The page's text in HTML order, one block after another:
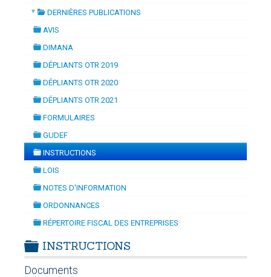
mardi, 14 juillet 2026 10:30
▼ DERNIÈRES PUBLICATIONS
AVIS
DIMANA
DÉPLIANTS OTR 2019
DÉPLIANTS OTR 2020
DÉPLIANTS OTR 2021
FORMULAIRES
folder
GUDEF
folder
INSTRUCTIONS
LOIS
NOTES D'INFORMATION
ORDONNANCES
RÉPERTOIRE FISCAL DES ENTREPRISES
folder
INSTRUCTIONS
Documents